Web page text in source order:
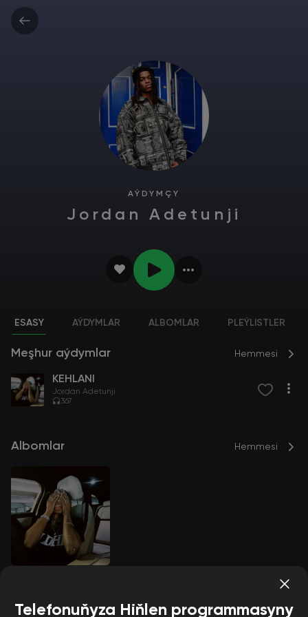
AÝDYMÇY
Jordan Adetunji
ESASY AÝDYMLAR ALBOMLAR PLEÝLISTLER
Meşhur aýdymlar Hemmesi
KEHLANI
Jordan Adetunji
367
Albomlar Hemmesi
Telefonuňyza Hiňlen programmasyny